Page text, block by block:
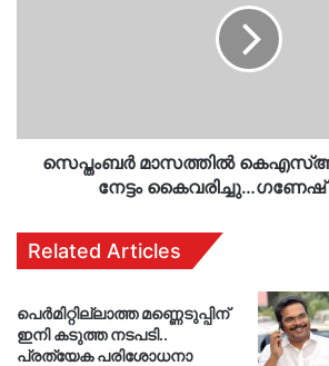
സെപ്തംബർ മാസത്തിൽ
നേട്ടം
Related Articles
പെർമിറ്റില്ലാത്ത മണ്ണെടുപ്പിന്
ഇനി കടുത്ത നടപടി..
പ്രത്യേക പരിശോധനാ